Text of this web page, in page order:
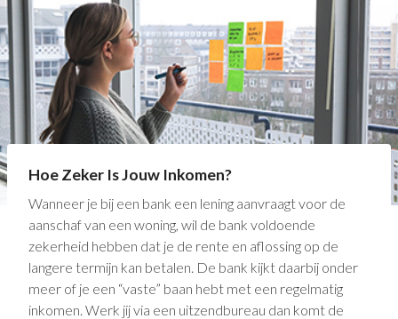
Hoe Zeker Is Jouw Inkomen?
Wanneer je bij een bank een lening aanvraagt voor de
aanschaf van een woning, wil de bank voldoende
zekerheid hebben dat je de rente en aflossing op de
langere termijn kan betalen. De bank kijkt daarbij onder
meer of je een “vaste” baan hebt met een regelmatig
inkomen. Werk jij via een uitzendbureau dan komt de